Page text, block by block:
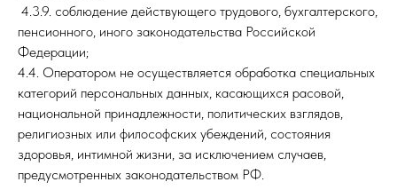
4.3.9. соблюдение действующего трудового, бухгалтерского,
пенсионного, иного законодательства Российской
Федерации;
4.4. Оператором не осуществляется обработка специальных
категорий персональных данных, касающихся расовой,
национальной принадлежности, политических взглядов,
религиозных или философских убеждений, состояния
здоровья, интимной жизни, за исключением случаев,
предусмотренных законодательством РФ.